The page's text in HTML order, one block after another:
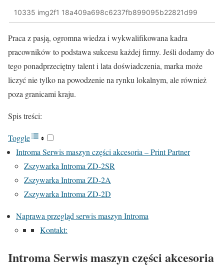
10335 img2f1 18a409a698c6237fb899095b22821d99
Praca z pasją, ogromna wiedza i wykwalifikowana kadra
pracowników to podstawa sukcesu każdej firmy. Jeśli dodamy do
tego ponadprzeciętny talent i lata doświadczenia, marka może
liczyć nie tylko na powodzenie na rynku lokalnym, ale również
poza granicami kraju.
Spis treści:
Toggle
Introma Serwis maszyn części akcesoria – Print Partner
Zszywarka Introma ZD-2SR
Zszywarka Introma ZD-2A
Zszywarka Introma ZD-2D
Naprawa przegląd serwis maszyn Introma
Kontakt:
Introma Serwis maszyn części akcesoria